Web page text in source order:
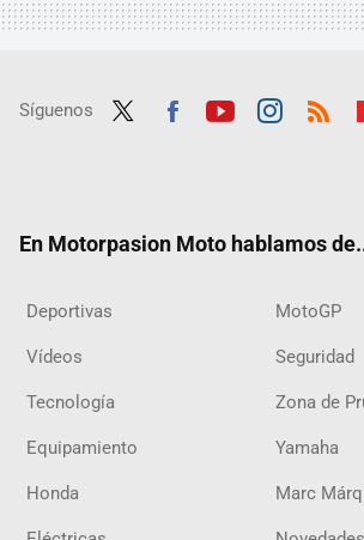
Síguenos
En Motorpasion Moto hablamos
Deportivas MotoGP
Vídeos Seguridad
Tecnología Zona de
Equipamiento Yamaha
Honda Marc